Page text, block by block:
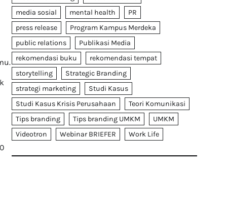
media sosial
mental health
PR
press release
Program Kampus Merdeka
public relations
Publikasi Media
rekomendasi buku
rekomendasi tempat
storytelling
Strategic Branding
strategi marketing
Studi Kasus
Studi Kasus Krisis Perusahaan
Teori Komunikasi
Tips branding
Tips branding UMKM
UMKM
Videotron
Webinar BRIEFER Work Life